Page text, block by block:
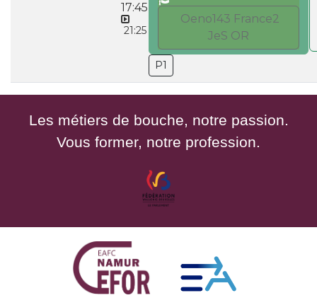
17:45
21:25
Oeno143 France2
JeS OR
P1
Les métiers de bouche, notre passion.
Vous former, notre profession.